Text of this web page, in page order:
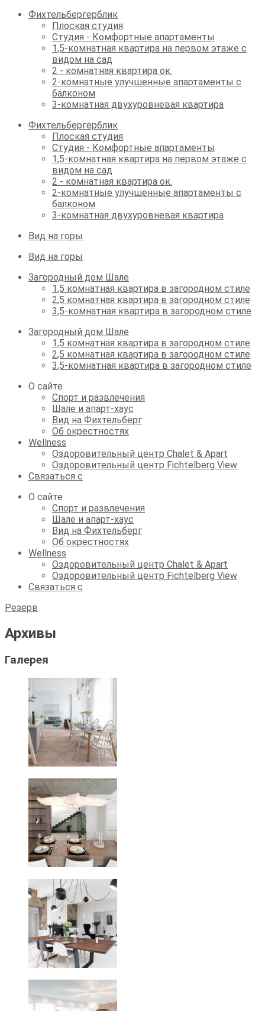
Фихтельбергерблик
Плоская студия
Студия - Комфортные апартаменты
1,5-комнатная квартира на первом этаже с
видом на сад
2 - комнатная квартира ок.
2-комнатные улучшенные апартаменты с
балконом
3-комнатная двухуровневая квартира
Фихтельбергерблик
Плоская студия
Студия - Комфортные апартаменты
1,5-комнатная квартира на первом этаже с
видом на сад
2 - комнатная квартира ок.
2-комнатные улучшенные апартаменты с
балконом
3-комнатная двухуровневая квартира
Вид на горы
Вид на горы
Загородный дом Шале
1,5 комнатная квартира в загородном стиле
2,5 комнатная квартира в загородном стиле
3,5-комнатная квартира в загородном стиле
Загородный дом Шале
1,5 комнатная квартира в загородном стиле
2,5 комнатная квартира в загородном стиле
3,5-комнатная квартира в загородном стиле
О сайте
Спорт и развлечения
Шале и апарт-хаус
Вид на Фихтельберг
Об окрестностях
Wellness
Оздоровительный центр Chalet & Apart
Оздоровительный центр Fichtelberg View
Связаться с
О сайте
Спорт и развлечения
Шале и апарт-хаус
Вид на Фихтельберг
Об окрестностях
Wellness
Оздоровительный центр Chalet & Apart
Оздоровительный центр Fichtelberg View
Связаться с
Резерв
Архивы
Галерея